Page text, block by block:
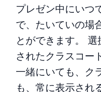
プレゼン中にいつ
で、たいていの場
とができます。
されたクラスコー
一緒にいても、ク
も、常に表示され